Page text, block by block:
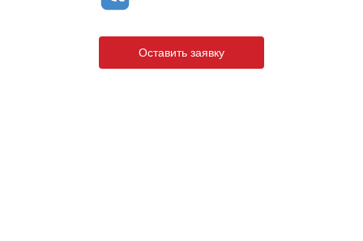
Оставить заявку